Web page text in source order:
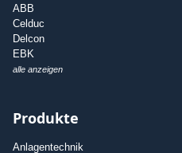
ABB
Celduc
Delcon
EBK
alle anzeigen
Produkte
Anlagentechnik